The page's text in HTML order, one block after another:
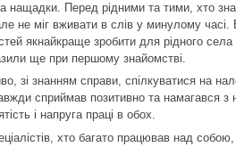
нащадки. Перед рідними та тими, хто
не міг вживати в слів у минулому
якнайкраще зробити для рідного
ще при першому знайомстві.
зі знанням справи, спілкуватися на
сприймав позитивно та намагався з
і напруга праці в обох.
хто багато працював над